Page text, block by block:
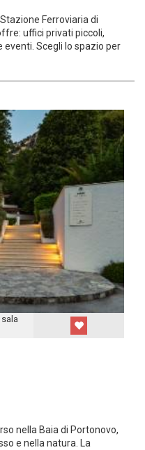
Ferroviaria di
uffici privati piccoli,
eventi. Scegli lo spazio per
nella Baia di Portonovo,
e nella natura. La